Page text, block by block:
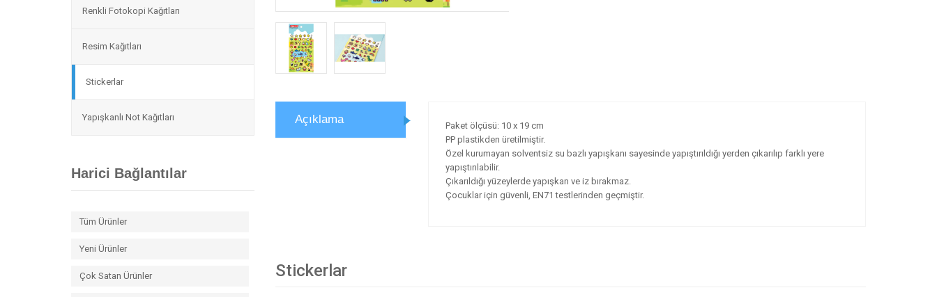
Renkli Fotokopi Kağıtları
Resim Kağıtları
Stickerlar
Yapışkanlı Not Kağıtları
Harici Bağlantılar
Tüm Ürünler
Yeni Ürünler
Çok Satan Ürünler
Açıklama
Paket ölçüsü: 10 x 19 cm
PP plastikden üretilmiştir.
Özel kurumayan solventsiz su bazlı yapışkanı sayesinde yapıştırıldığı yerden çıkarılıp farklı yere
yapıştırılabilir.
Çıkarıldığı yüzeylerde yapışkan ve iz bırakmaz.
Çocuklar için güvenli, EN71 testlerinden geçmiştir.
Stickerlar